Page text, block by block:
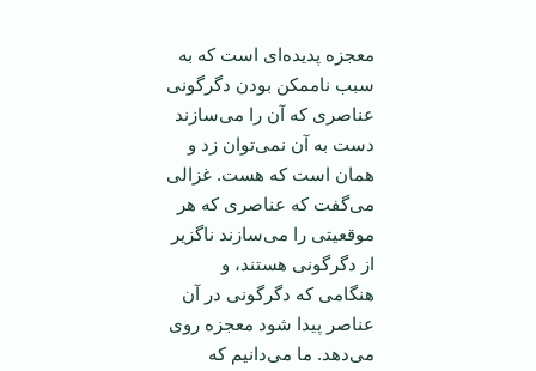
معجزه پدیده‌ای است که به
سبب ناممکن بودن دگرگونی
عناصری که آن را می‌سازند
دست به آن نمی‌توان زد و
همان است که هست. غزالی
می‌گفت که عناصری که هر
موقعیتی را می‌سازند ناگزیر
از دگرگونی هستند، و
هنگامی که دگرگونی در آن
عناصر پیدا شود معجزه روی
می‌دهد. ما می‌دانیم که